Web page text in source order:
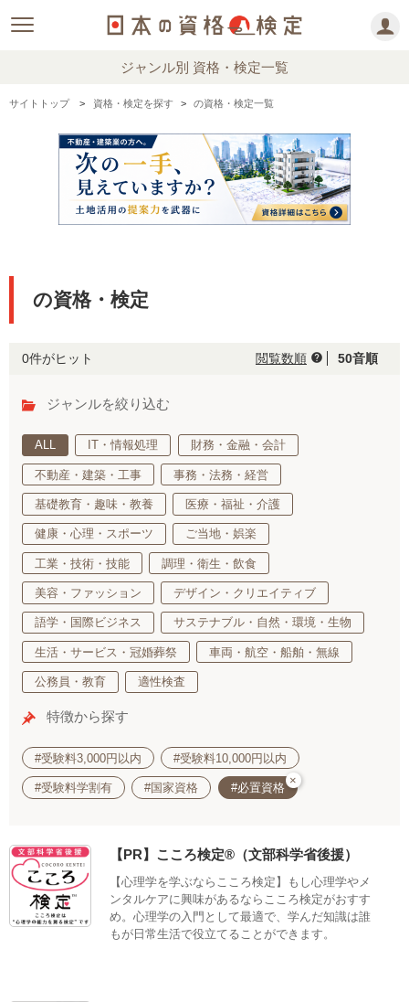
ジャンル別 資格・検定一覧
サイトトップ 資格・検定を探す の資格・検定一覧
の資格・検定
0件がヒット 閲覧数順 help 50音順
ジャンルを絞り込む
ALL IT・情報処理 財務・金融・会計
不動産・建築・工事 事務・法務・経営
基礎教育・趣味・教養 医療・福祉・介護
健康・心理・スポーツ ご当地・娯楽
工業・技術・技能 調理・衛生・飲食
美容・ファッション デザイン・クリエイティブ
語学・国際ビジネス サステナブル・自然・環境・生物
生活・サービス・冠婚葬祭 車両・航空・船舶・無線
公務員・教育 適性検査
特徴から探す
#受験料3,000円以内 #受験料10,000円以内
#受験料学割有 #国家資格 #必置資格
×
【PR】こころ検定®（文部科学省後援）
【心理学を学ぶならこころ検定】もし心理学やメ
ンタルケアに興味があるならこころ検定がおすす
め。心理学の入門として最適で、学んだ知識は誰
もが日常生活で役立てることができます。